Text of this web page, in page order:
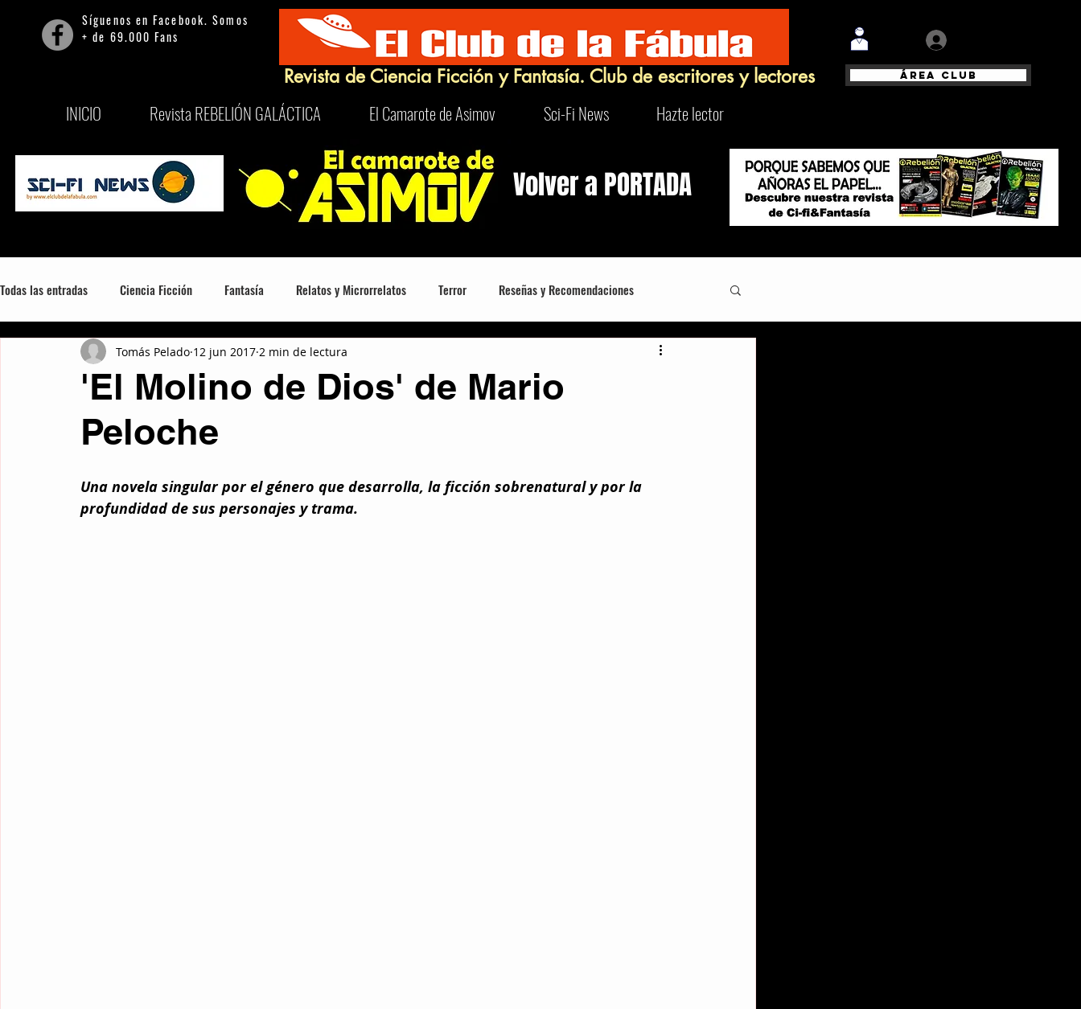
Síguenos en Facebook. Somos
+ de 69.000 Fans
Revista de Ciencia Ficción y Fantasía. Club de escritores y lectores Área Club
INICIO Revista REBELIÓN GALÁCTICA El Camarote de Asimov Sci-Fi News Hazte lector
Volver a PORTADA
Todas las entradas Ciencia Ficción Fantasía Relatos y Microrrelatos Terror Reseñas y Recomendaciones
Mitología, Misterio y Consciencia Series Películas Humor
Fotos curiosas Mente y filosofía
Curiosidades Traducciones Relatos de Otros Géneros Otros temas Tecnología y Futuro PORTADA
'El Molino de Dios' de Mario
Peloche
Tomás Pelado 12 jun 2017 2 min de lectura
Una novela singular por el género que desarrolla, la ficción sobrenatural y por la
profundidad de sus personajes y trama.